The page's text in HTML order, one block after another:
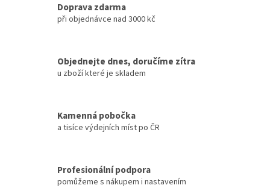
Doprava zdarma
při objednávce nad 3000 kč
Objednejte dnes, doručíme zítra
u zboží které je skladem
Kamenná pobočka
a tisíce výdejních míst po ČR
Profesionální podpora
pomůžeme s nákupem i nastavením